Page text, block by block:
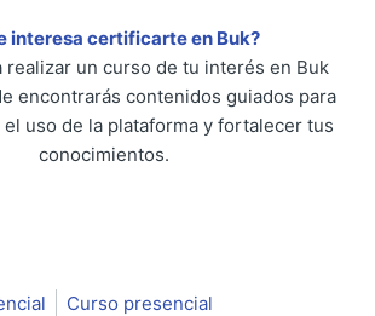
interesa certificarte en Buk?
realizar un curso de tu interés en Buk
encontrarás contenidos guiados para
uso de la plataforma y fortalecer tus
conocimientos.
Curso presencial